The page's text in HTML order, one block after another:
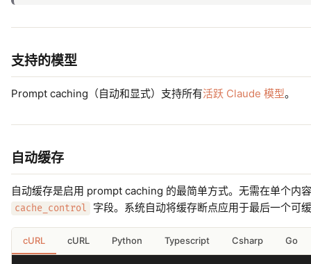
支持的模型
Prompt caching（自动和显式）支持所有活跃 Claude 模型。
自动缓存
自动缓存是启用 prompt caching 的最简单方式。无需在单个内
cache_control 字段。系统自动将缓存断点应用于最后一个可
cURL cURL Python Typescript Csharp Go